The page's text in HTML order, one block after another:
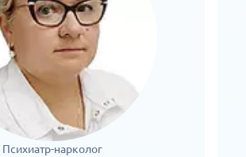
Психиатр-нарколог